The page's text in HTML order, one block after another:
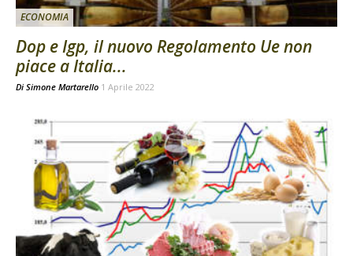
ECONOMIA
Dop e Igp, il nuovo Regolamento Ue non
piace a Italia...
Di Simone Martarello 1 Aprile 2022